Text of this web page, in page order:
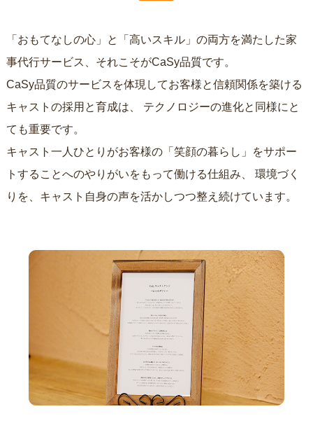
「おもてなしの心」と「高いスキル」の両方を満たした家
事代行サービス、それこそがCaSy品質です。
CaSy品質のサービスを体現してお客様と信頼関係を築ける
キャストの採用と育成は、
ても重要です。
キャスト一人ひとりがお客様の「笑顔の暮らし」をサポー
トすることへのやりがいをもって働ける仕組み、
りを、キャスト自身の声を活かしつつ整え続けています。